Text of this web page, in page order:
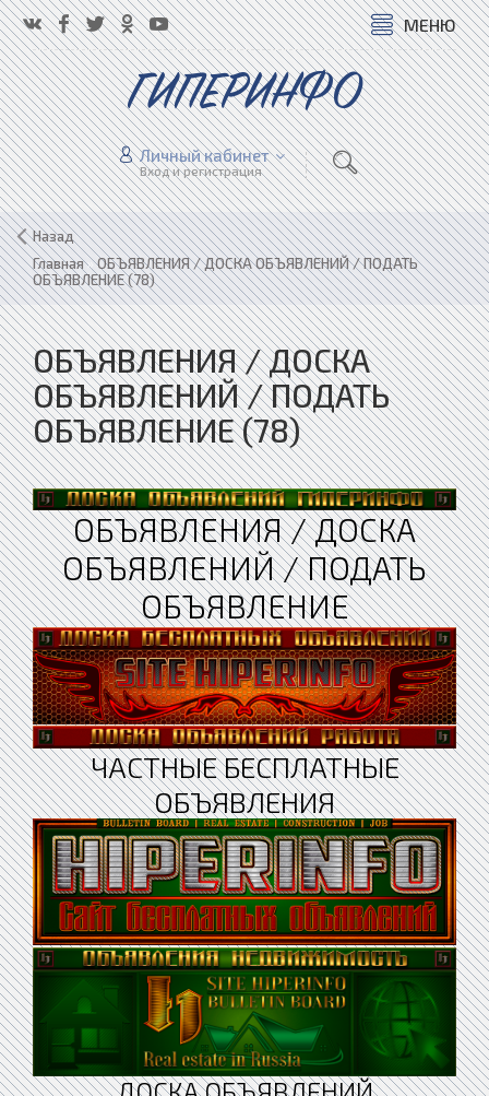
МЕНЮ
ГИПЕРИНФО
Личный кабинет
Вход и регистрация
Назад
Главная»ОБЪЯВЛЕНИЯ / ДОСКА ОБЪЯВЛЕНИЙ / ПОДАТЬ
ОБЪЯВЛЕНИЕ (78)
ОБЪЯВЛЕНИЯ / ДОСКА
ОБЪЯВЛЕНИЙ / ПОДАТЬ
ОБЪЯВЛЕНИЕ (78)
ОБЪЯВЛЕНИЯ / ДОСКА
ОБЪЯВЛЕНИЙ / ПОДАТЬ
ОБЪЯВЛЕНИЕ
ЧАСТНЫЕ БЕСПЛАТНЫЕ
ОБЪЯВЛЕНИЯ